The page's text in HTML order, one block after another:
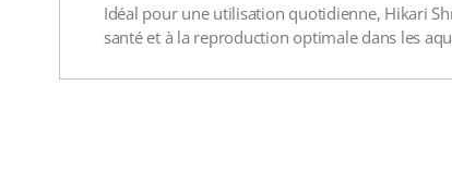
Idéal pour une utilisation quotidienne, Hikari
santé et à la reproduction optimale dans les